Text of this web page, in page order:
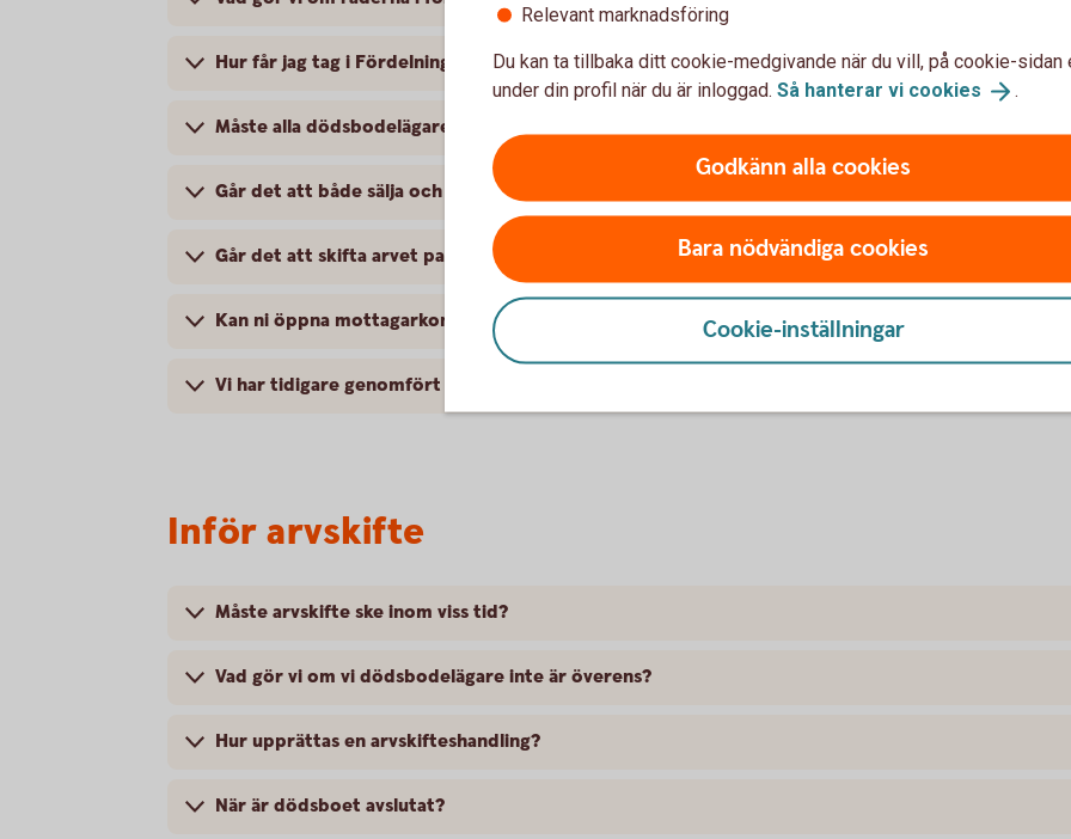
Hur får jag tag i Fördelningsblankett för utbetalning av arv?
Måste alla dödsbodelägare skriva under fördelningsblanketten?
Går det att både sälja och överlåta fonder/värdepapper i samma uppdrag?
Går det att skifta arvet partiellt, det vill säga göra delutbetalningar från dödsboet?
Kan ni öppna mottagarkonton åt mig?
Vi har tidigare genomfört ett partiellt skifte – hur betalar vi ut det resterande?
Inför arvskifte
Måste arvskifte ske inom viss tid?
Vad gör vi om vi dödsbodelägare inte är överens?
Hur upprättas en arvskifteshandling?
När är dödsboet avslutat?
Relevant marknadsföring
Du kan ta tillbaka ditt cookie-medgivande när du vill, på cookie-sidan
under din profil när du är inloggad. Så hanterar vi cookies .
Godkänn alla cookies
Bara nödvändiga cookies
Cookie-inställningar